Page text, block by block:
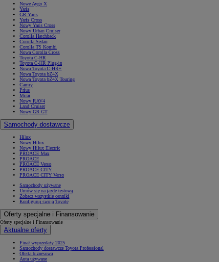
Nowe Aygo X
Yaris
GR Yaris
Yaris Cross
Nowy Yaris Cross
Nowy Urban Cruiser
Corolla Hatchback
Corolla Sedan
Corolla TS Kombi
Nowa Corolla Cross
Toyota C-HR
Toyota C-HR Plug-in
Nowa Toyota C-HR+
Nowa Toyota bZ4X
Nowa Toyota bZ4X Touring
Camry
Prius
Mirai
Nowy RAV4
Land Cruiser
Nowy GR GT
Samochody dostawcze
Hilux
Nowy Hilux
Nowy Hilux Electric
PROACE Max
PROACE
PROACE Verso
PROACE CITY
PROACE CITY Verso
Samochody używane
Umów się na jazdę testową
Zobacz wszystkie cenniki
Konfiguruj swoją Toyotę
Oferty specjalne i Finansowanie
Oferty specjalne i Finansowanie
Aktualne oferty
Finał wyprzedaży 2025
Samochody dostawcze Toyota Professional
Oferta biznesowa
Auta używane